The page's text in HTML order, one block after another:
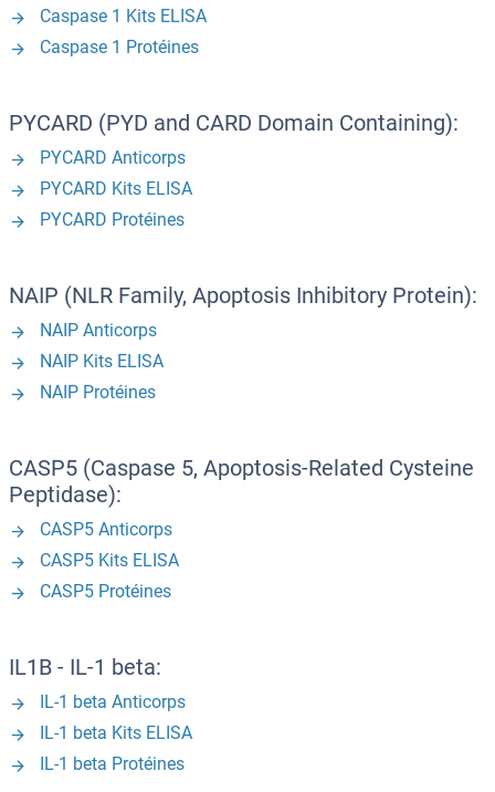
Caspase 1 Kits ELISA
Caspase 1 Protéines
PYCARD (PYD and CARD Domain Containing):
PYCARD Anticorps
PYCARD Kits ELISA
PYCARD Protéines
NAIP (NLR Family, Apoptosis Inhibitory Protein):
NAIP Anticorps
NAIP Kits ELISA
NAIP Protéines
CASP5 (Caspase 5, Apoptosis-Related Cysteine
Peptidase):
CASP5 Anticorps
CASP5 Kits ELISA
CASP5 Protéines
IL1B - IL-1 beta:
IL-1 beta Anticorps
IL-1 beta Kits ELISA
IL-1 beta Protéines